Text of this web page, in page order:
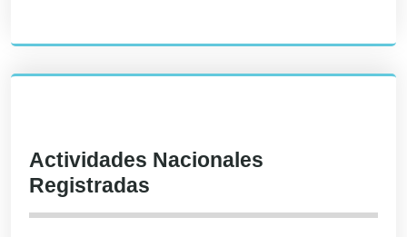
Actividades Nacionales
Registradas